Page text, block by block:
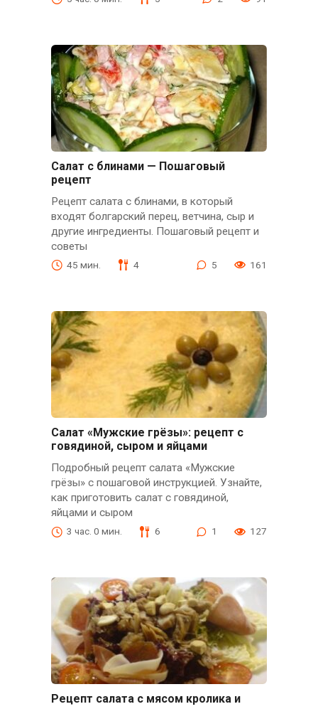
Салат с блинами — Пошаговый
рецепт
Рецепт салата с блинами, в который
входят болгарский перец, ветчина, сыр и
другие ингредиенты. Пошаговый рецепт и
советы
45 мин. 4 5 161
Салат «Мужские грёзы»: рецепт с
говядиной, сыром и яйцами
Подробный рецепт салата «Мужские
грёзы» с пошаговой инструкцией. Узнайте,
как приготовить салат с говядиной,
яйцами и сыром
3 час. 0 мин. 6 1 127
Рецепт салата с мясом кролика и